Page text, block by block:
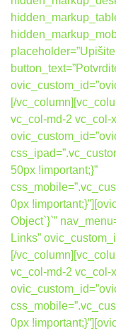
[/
vc_col-md-2 vc_col-
50px !important;}”
0px
Object`}`”
Links”
[/
vc_col-md-2 vc_col-
0px